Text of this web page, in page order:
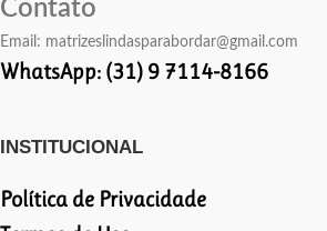
Contato
Email: matrizeslindasparabordar@gmail.com
WhatsApp: (31) 9 7114-8166
INSTITUCIONAL
Política de Privacidade